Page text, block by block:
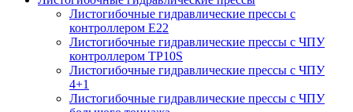
Листогибочные гидравлические прессы с
контроллером E22
Листогибочные гидравлические прессы с ЧПУ
контроллером TP10S
Листогибочные гидравлические прессы с ЧПУ
4+1
Листогибочные гидравлические прессы с ЧПУ